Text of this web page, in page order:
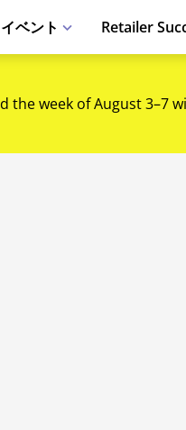
イベント Retailer
the week of August